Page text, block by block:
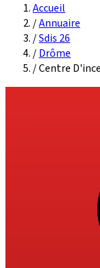
Accueil
/Annuaire
/Sdis 26
/Drôme
/Centre